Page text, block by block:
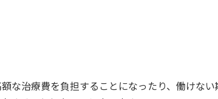
な治療費を負担することになったり、働けな